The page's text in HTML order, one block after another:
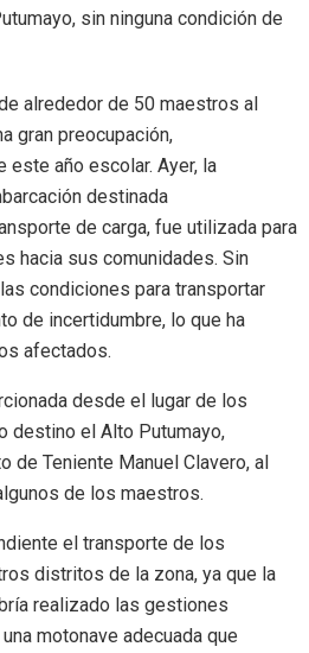
sin ninguna condición de
alrededor de 50 maestros al
gran preocupación,
año escolar. Ayer, la
destinada
de carga, fue utilizada para
hacia sus comunidades. Sin
condiciones para transportar
de incertidumbre, lo que ha
afectados.
desde el lugar de los
destino el Alto Putumayo,
de Teniente Manuel Clavero, al
de los maestros.
el transporte de los
distritos de la zona, ya que la
realizado las gestiones
motonave adecuada que